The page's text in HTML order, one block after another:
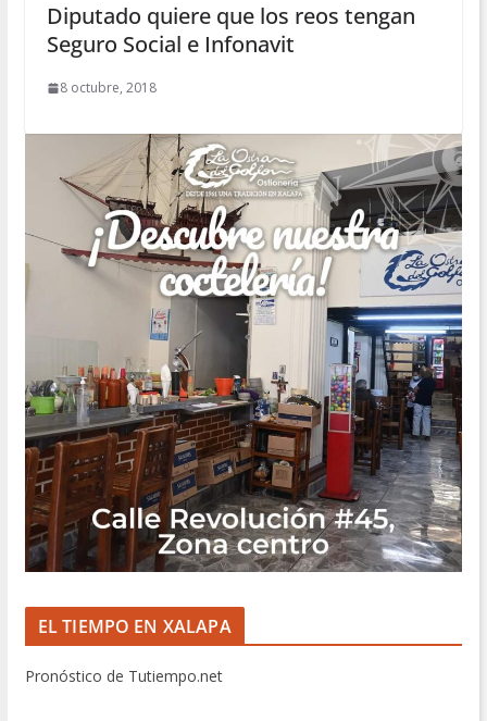
Diputado quiere que los reos tengan
Seguro Social e Infonavit
8 octubre, 2018
EL TIEMPO EN XALAPA
Pronóstico de Tutiempo.net